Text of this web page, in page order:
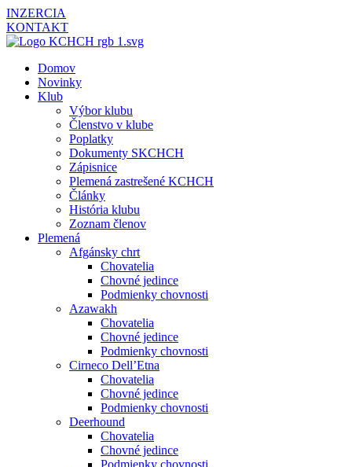
INZERCIA
KONTAKT
Domov
Novinky
Klub
Výbor klubu
Členstvo v klube
Poplatky
Dokumenty SKCHCH
Zápisnice
Plemená zastrešené KCHCH
Články
História klubu
Zoznam členov
Plemená
Afgánsky chrt
Chovatelia
Chovné jedince
Podmienky chovnosti
Azawakh
Chovatelia
Chovné jedince
Podmienky chovnosti
Cirneco Dell’Etna
Chovatelia
Chovné jedince
Podmienky chovnosti
Deerhound
Chovatelia
Chovné jedince
Podmienky chovnosti